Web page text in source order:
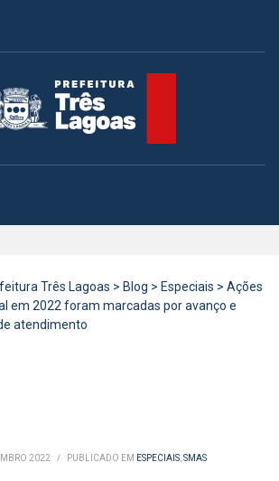
Três Lagoas > Blog > Especiais > Ações
em 2022 foram marcadas por avanço e
atendimento
2022 / PUBLICADO EM ESPECIAIS,SMAS